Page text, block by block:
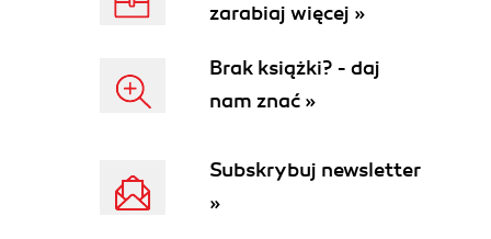
zarabiaj więcej »
Brak książki? - daj
nam znać »
Subskrybuj newsletter
»